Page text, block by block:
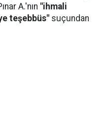
A.'nın "ihmali
teşebbüs" suçundan